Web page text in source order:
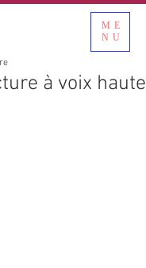
ME
NU
à voix haute